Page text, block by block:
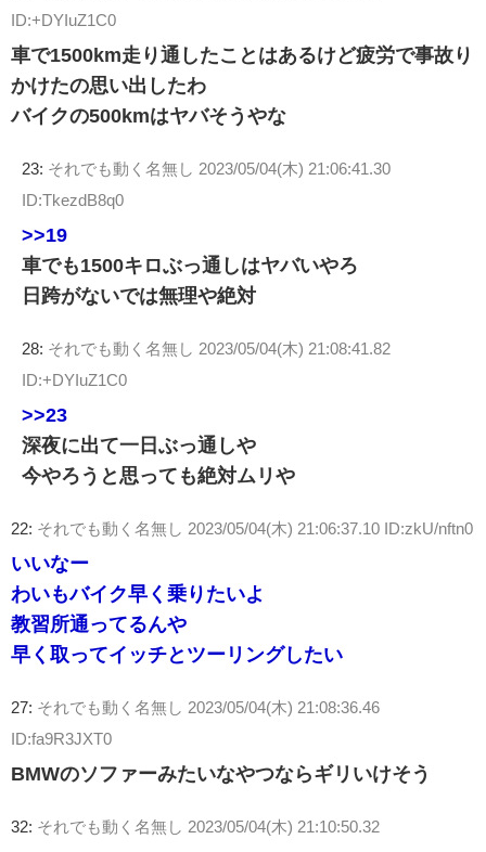
ID:+DYIuZ1C0
車で1500km走り通したことはあるけど疲労で事故り
かけたの思い出したわ
バイクの500kmはヤバそうやな
23: それでも動く名無し 2023/05/04(木) 21:06:41.30
ID:TkezdB8q0
>>19
車でも1500キロぶっ通しはヤバいやろ
日跨がないでは無理や絶対
28: それでも動く名無し 2023/05/04(木) 21:08:41.82
ID:+DYIuZ1C0
>>23
深夜に出て一日ぶっ通しや
今やろうと思っても絶対ムリや
22: それでも動く名無し 2023/05/04(木) 21:06:37.10 ID:zkU/nftn0
いいなー
わいもバイク早く乗りたいよ
教習所通ってるんや
早く取ってイッチとツーリングしたい
27: それでも動く名無し 2023/05/04(木) 21:08:36.46
ID:fa9R3JXT0
BMWのソファーみたいなやつならギリいけそう
32: それでも動く名無し 2023/05/04(木) 21:10:50.32